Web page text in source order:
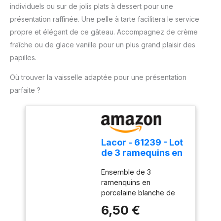
endommager le moule.
【Lavage à la main
recommandé】 Lors du
nettoyage, veuillez
choisir des outils doux et
revêtement antiadhésif.
pour éviter de rayer la
poêle.
confortable et un
changement rapide des
accessoires. Compact et
quotidien : Léger, doté
mixeur est facile à ranger
individuels ou sur de jolis plats à dessert pour une
présentation raffinée. Une pelle à tarte facilitera le service
propre et élégant de ce gâteau. Accompagnez de crème
fraîche ou de glace vanille pour un plus grand plaisir des
papilles.
Où trouver la vaisselle adaptée pour une présentation
parfaite ?
Lacor - 61239 - Lot
de 3 ramequins en
blanche, finition
lisse et brillante,
résistant aux
chocs thermiques,
adapté au four, au
Ensemble de 3
ramenquins en
porcelaine blanche de
doux et brillant, idéal
6,50 €